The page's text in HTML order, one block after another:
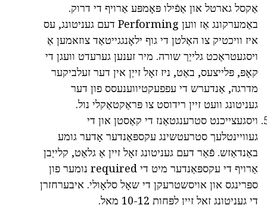
אַקסל גארטל און אַפֿילו פּאָמפּע אַרויף די דרוק.
באַמערקונג אַז ווען Performing דעם געניטונג, עס
איז וויכטיק צו האַלטן די גוף ילאָנגגייטאַד צוזאמען אַ
ויסגעטראַכט גלייַך שורה. מיר זענען גערעדט וועגן די
קאָפּ, פּלייצעס, באַט, ניז זאָל זייַן אין דער זעלביקער
מדרגה, אַנדערש די עפפעקטיווענעסס פון דער
געניטונג וועט זיין רידוסט צו פּראַקטאַקלי נול.
ויסגעצייכנט סטרענגטאַנז די קאַסטן און די
געוויינטלעך סטרעטשינג עקספּאַנדער אָדער גומע
באַנדאַזש. פֿאַר דעם געניטונג זאָל זיין אַ גלאַט, קלייַבן
אַרויף די עקספּאַנדער מיט די required נומער פון
ספּרינגס און אויסשטרעקן די שאָל סלאָולי. איבערחזרן
די געניטונג זאָל זיין לפּחות 10-12 מאל.